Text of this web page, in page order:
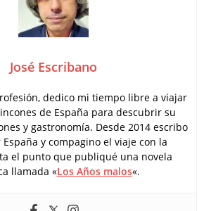
José Escribano
dedico mi tiempo libre a viajar
de España para descubrir su
y gastronomía. Desde 2014 escribo
y compagino el viaje con la
el punto que publiqué una novela
llamada «Los Años malos«.